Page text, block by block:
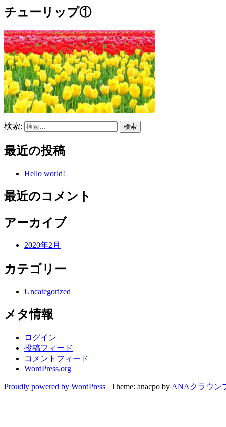
チューリップ①
検索:
最近の投稿
Hello world!
最近のコメント
アーカイブ
2020年2月
カテゴリー
Uncategorized
メタ情報
ログイン
投稿フィード
コメントフィード
WordPress.org
Proudly powered by WordPress | Theme: anacpo by ANAクラウン